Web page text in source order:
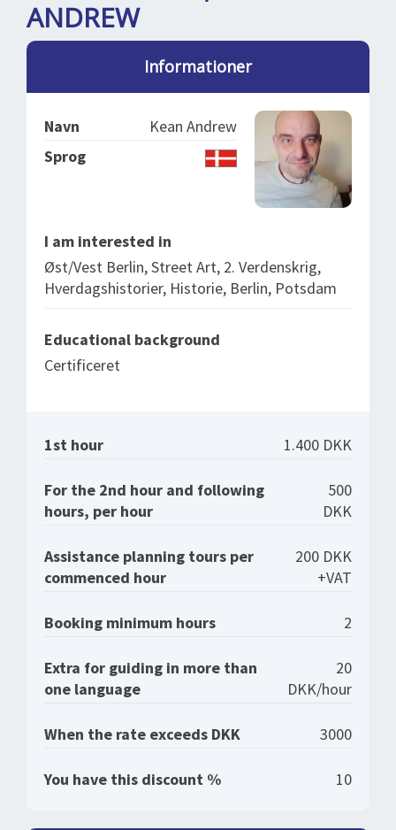
BOOKING
ABOUT US
ANDREW
Informationer
Navn
Kean Andrew
Sprog
I am interested in
Øst/Vest Berlin, Street Art, 2. Verdenskrig,
Hverdagshistorier, Historie, Berlin, Potsdam
Educational background
Certificeret
1st hour 1.400 DKK
For the 2nd hour and following
hours, per hour
500
DKK
Assistance planning tours per
commenced hour
200 DKK
+VAT
Booking minimum hours 2
Extra for guiding in more than
one language
20
DKK/hour
When the rate exceeds DKK 3000
You have this discount % 10